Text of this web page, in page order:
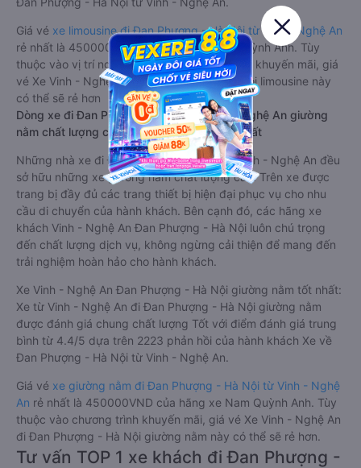
Giá vé xe limousine đi Đan Phượng - Hà Nội từ Vinh - Nghệ An
rẻ nhất là 450000VND của hãng xe Nam Quỳnh Anh. Tùy
thuộc vào vị trí ngồi của bạn và chương trình khuyến mãi, giá
vé Xe Vinh - Nghệ An đi Đan Phượng - Hà Nội limousine này
có thể sẽ rẻ hơn
Dòng xe đi Đan Phượng - Hà Nội từ Vinh - Nghệ An giường
nằm chất lượng cao: Thoải mái, giá cả tốt nhất
Những nhà xe đi Đan Phượng - Hà Nội từ Vinh - Nghệ An đều
sở hữu những xe giường nằm chất lượng cao. Trên xe được
trang bị đầy đủ các trang thiết bị hiện đại phục vụ cho nhu
cầu di chuyển của hành khách. Bên cạnh đó, các hãng xe
khách Vinh - Nghệ An Đan Phượng - Hà Nội luôn chú trọng
đến chất lượng dịch vụ, không ngừng cải thiện để mang đến
trải nghiệm hoàn hảo cho hành khách.
Xe Vinh - Nghệ An Đan Phượng - Hà Nội giường nằm tốt nhất:
Xe từ Vinh - Nghệ An đi Đan Phượng - Hà Nội giường nằm
được đánh giá chung chất lượng Tốt với điểm đánh giá trung
bình từ 4.4/5 dựa trên 2223 phản hồi của hành khách Xe về
Đan Phượng - Hà Nội từ Vinh - Nghệ An.
Giá vé xe giường nằm đi Đan Phượng - Hà Nội từ Vinh - Nghệ
An rẻ nhất là 450000VND của hãng xe Nam Quỳnh Anh. Tùy
thuộc vào chương trình khuyến mãi, giá vé Xe Vinh - Nghệ An
đi Đan Phượng - Hà Nội giường nằm này có thể sẽ rẻ hơn.
Tư vấn TOP 1 xe khách đi Đan Phượng -